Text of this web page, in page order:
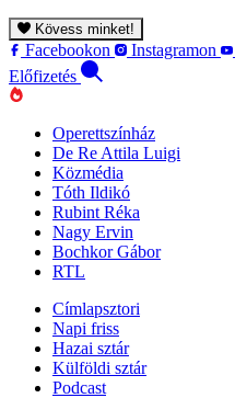
Kövess minket!
Facebookon Instagramon
Előfizetés
Operettszínház
De Re Attila Luigi
Közmédia
Tóth Ildikó
Rubint Réka
Nagy Ervin
Bochkor Gábor
RTL
Címlapsztori
Napi friss
Hazai sztár
Külföldi sztár
Podcast